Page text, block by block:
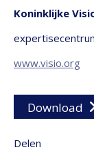
Koninklijke
www.visio.org
Download
Delen